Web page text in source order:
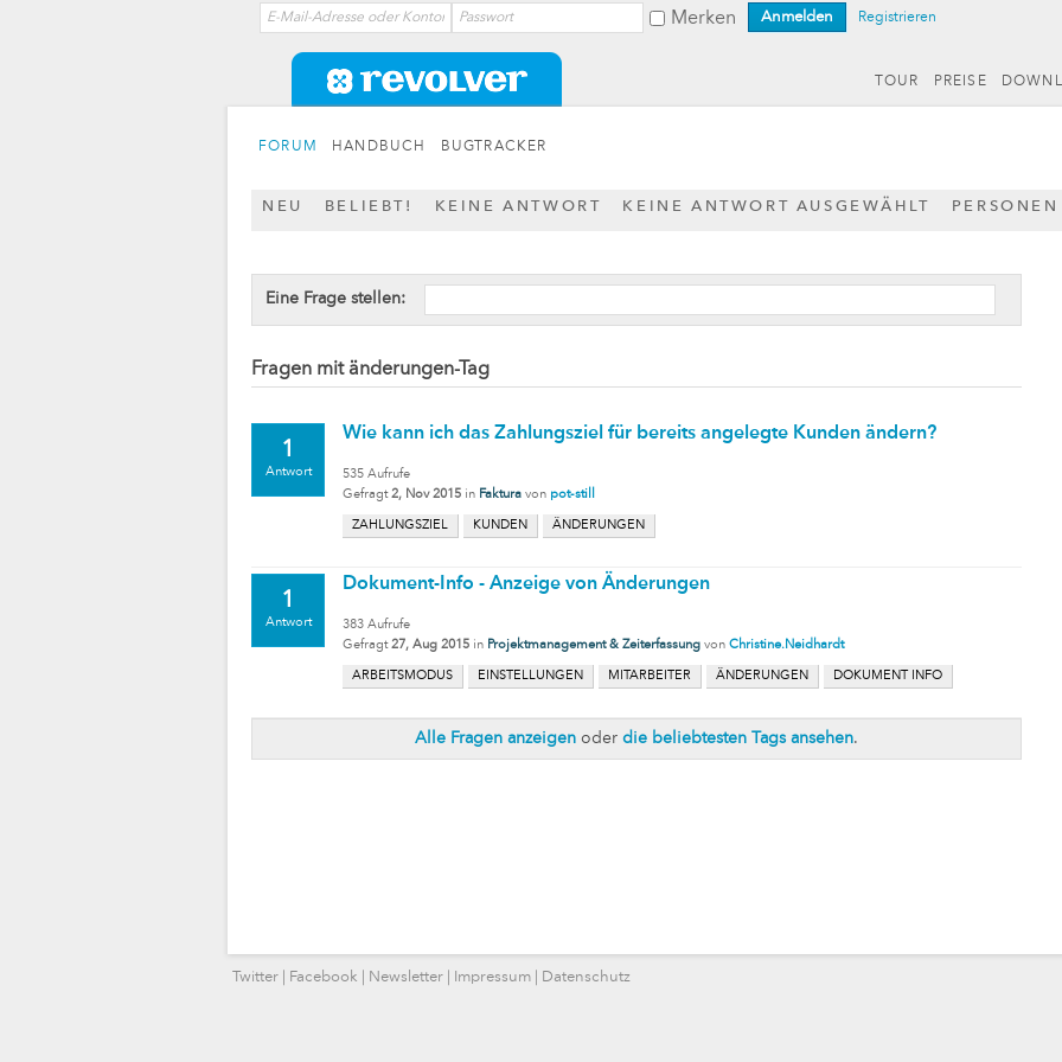
Merken Registrieren
TOUR PREISE
FORUM HANDBUCH BUGTRACKER
NEU BELIEBT! KEINE ANTWORT KEINE ANTWORT AUSGEWÄHLT PERSONEN
Eine Frage stellen:
Fragen mit änderungen-Tag
1
Antwort
Wie kann ich das Zahlungsziel für bereits angelegte Kunden ändern?
535 Aufrufe
Gefragt 2, Nov 2015 in Faktura von pot-still
ZAHLUNGSZIEL KUNDEN ÄNDERUNGEN
1
Antwort
Dokument-Info - Anzeige von Änderungen
383 Aufrufe
Gefragt 27, Aug 2015 in Projektmanagement & Zeiterfassung von Christine.Neidhardt
ARBEITSMODUS EINSTELLUNGEN MITARBEITER ÄNDERUNGEN DOKUMENT INFO
Alle Fragen anzeigen oder die beliebtesten Tags ansehen.
Twitter Facebook Newsletter Impressum Datenschutz